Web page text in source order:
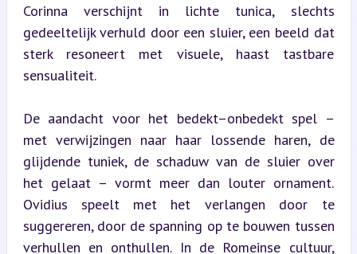
Corinna verschijnt in lichte tunica, slechts
gedeeltelijk verhuld door een sluier, een beeld dat
sterk resoneert met visuele, haast tastbare
sensualiteit.
De aandacht voor het bedekt–onbedekt spel –
met verwijzingen naar haar lossende haren, de
glijdende tuniek, de schaduw van de sluier over
het gelaat – vormt meer dan louter ornament.
Ovidius speelt met het verlangen door te
suggereren, door de spanning op te bouwen tussen
verhullen en onthullen. In de Romeinse cultuur,